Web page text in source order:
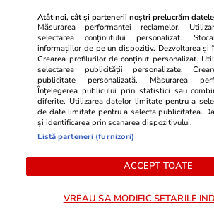
Care sunt lucrurile pe care le
uităm cel mai des când plecăm
în concediu
Lifestyle
Cum să gătești în 2 ore pentru
mese pentru 7 zile
Atât noi, cât și partenerii noștri prelucrăm
Măsurarea performanței reclamelor.
selectarea conținutului personalizat.
informațiilor de pe un dispozitiv. Dezvoltarea și
Crearea profilurilor de conținut personalizat.
selectarea publicității personalizate.
publicitate personalizată. Măsurarea
Înțelegerea publicului prin statistici sau
diferite. Utilizarea datelor limitate pentru a
de date limitate pentru a selecta publicitatea.
și identificarea prin scanarea dispozitivului.
Listă parteneri (furnizori)
ACCEPT TOATE
VREAU SA MODIFIC SETARILE